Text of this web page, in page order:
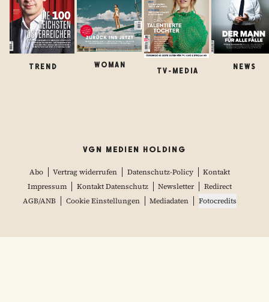
TREND WOMAN
TV-MEDIA
NEWS
VGN MEDIEN HOLDING
Abo Vertrag widerrufen Datenschutz-Policy
Kontakt
Impressum
Kontakt Datenschutz Newsletter
Redirect
AGB/ANB
Cookie Einstellungen Mediadaten Fotocredits